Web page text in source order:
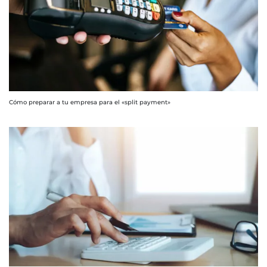
Cómo preparar a tu empresa para el «split payment»